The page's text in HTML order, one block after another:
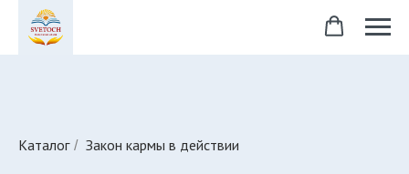
Каталог / Закон кармы в действии